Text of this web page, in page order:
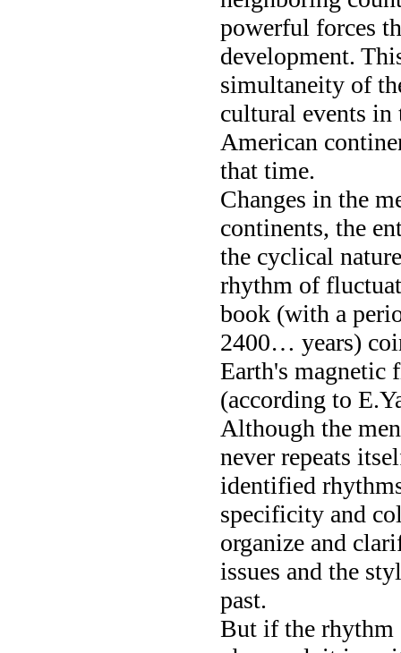
powerful forces
development.
simultaneity of
cultural events in
American
that time.
Changes in the
continents, the
the cyclical
rhythm of
book (with a
2400… years)
Earth's magnetic
(according to
Although the
never repeats
identified
specificity and
organize and
issues and the
past.
But if the rhythm